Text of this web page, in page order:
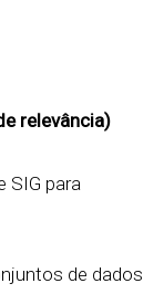
relevância)
SIG para
de dados